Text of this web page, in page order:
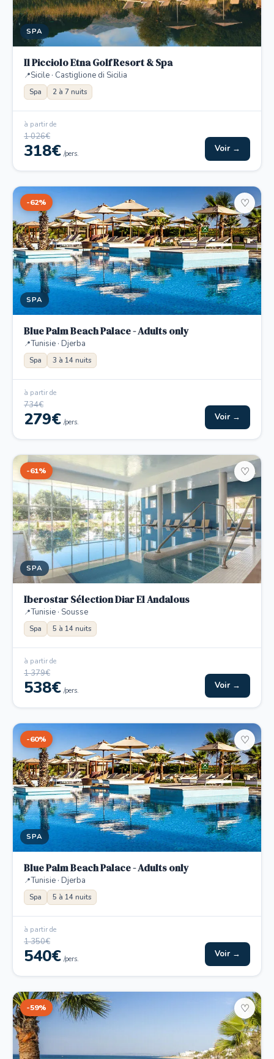
SPA
Il Picciolo Etna Golf Resort & Spa
Sicile · Castiglione di Sicilia
Spa 2 à 7 nuits
à partir de
1 026€
318€ /pers. Voir →
-62%
SPA
♡
Blue Palm Beach Palace - Adults only
Tunisie · Djerba
Spa 3 à 14 nuits
à partir de
734€
279€ /pers. Voir →
-61%
SPA
♡
Iberostar Sélection Diar El Andalous
Tunisie · Sousse
Spa 5 à 14 nuits
à partir de
1 379€
538€ /pers. Voir →
-60%
SPA
♡
Blue Palm Beach Palace - Adults only
Tunisie · Djerba
Spa 5 à 14 nuits
à partir de
1 350€
540€ /pers. Voir →
-59% ♡